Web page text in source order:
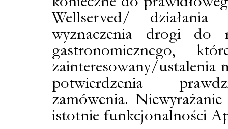
Wellserved/
wyznaczenia drogi do
gastronomicznego,
zainteresowany/ustalenia
potwierdzenia
zamówenia. N
istotnie funkcjonalności